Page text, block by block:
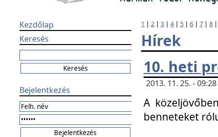
Kezdőlap
Keresés
Bejelentkezés
1 | 2 | 3 | 4| 5 | 6 | 7 | 8
Hírek
10. heti
2013. 11. 25. -
A
benneteket